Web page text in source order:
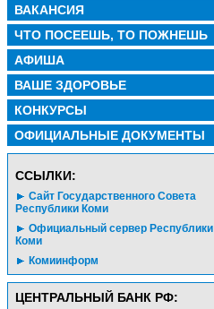
ВАКАНСИЯ
ЧТО ПОСЕЕШЬ, ТО ПОЖНЕШЬ
АФИША
ВАШЕ ЗДОРОВЬЕ
КОНКУРСЫ
ОФИЦИАЛЬНЫЕ ДОКУМЕНТЫ
CСЫЛКИ:
Сайт Государственного Совета
Республики Коми
Официальный сервер Республики
Коми
Комиинформ
ЦЕНТРАЛЬНЫЙ БАНК РФ: